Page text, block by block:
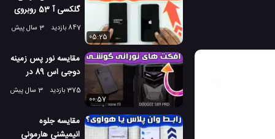
گلکسی آ 53 روبروی
آیفون 11
847 بازدید
3 سال پیش
05:25
مقایسه نور پس زمینه
دوجی اس 89 در
مقابل ناتینگ فون
375 بازدید
3 سال پیش
00:57
مقایسه جلوه
انیمیشنی هارمونی